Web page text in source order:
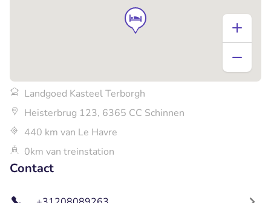
Landgoed Kasteel Terborgh
Heisterbrug 123, 6365 CC Schinnen
440 km van Le Havre
0km van treinstation
Contact